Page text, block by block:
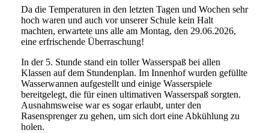
Da die Temperaturen in den letzten Tagen und Wochen sehr
hoch waren und auch vor unserer Schule kein Halt
machten, erwartete uns alle am Montag, den 29.06.2026,
eine erfrischende Überraschung!
In der 5. Stunde stand ein toller Wasserspaß bei allen
Klassen auf dem Stundenplan. Im Innenhof wurden gefüllte
Wasserwannen aufgestellt und einige Wasserspiele
bereitgelegt, die für einen ultimativen Wasserspaß sorgten.
Ausnahmsweise war es sogar erlaubt, unter den
Rasensprenger zu gehen, um sich dort eine Abkühlung zu
holen.